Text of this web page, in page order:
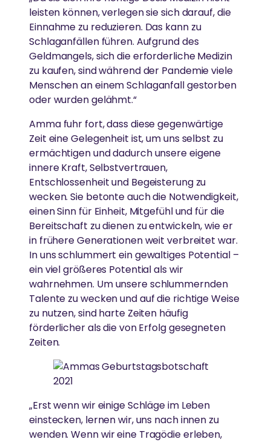
leisten können, verlegen sie sich darauf, die
Einnahme zu reduzieren. Das kann zu
Schlaganfällen führen. Aufgrund des
Geldmangels, sich die erforderliche Medizin
zu kaufen, sind während der Pandemie viele
Menschen an einem Schlaganfall gestorben
oder wurden gelähmt.“
Amma fuhr fort, dass diese gegenwärtige
Zeit eine Gelegenheit ist, um uns selbst zu
ermächtigen und dadurch unsere eigene
innere Kraft, Selbstvertrauen,
Entschlossenheit und Begeisterung zu
wecken. Sie betonte auch die Notwendigkeit,
einen Sinn für Einheit, Mitgefühl und für die
Bereitschaft zu dienen zu entwickeln, wie er
in frühere Generationen weit verbreitet war.
In uns schlummert ein gewaltiges Potential –
ein viel größeres Potential als wir
wahrnehmen. Um unsere schlummernden
Talente zu wecken und auf die richtige Weise
zu nutzen, sind harte Zeiten häufig
förderlicher als die von Erfolg gesegneten
Zeiten.
„Erst wenn wir einige Schläge im Leben
einstecken, lernen wir, uns nach innen zu
wenden. Wenn wir eine Tragödie erleben,